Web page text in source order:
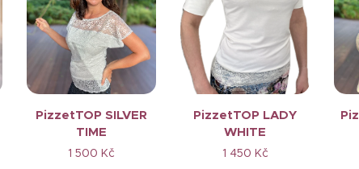
PizzetTOP SILVER
TIME
1 500 Kč
PizzetTOP LADY
WHITE
1 450 Kč